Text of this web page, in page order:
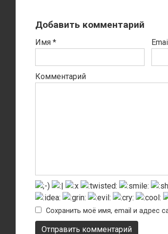
Добавить комментарий
Имя *
Комментарий
Сохранить моё имя, email и адрес